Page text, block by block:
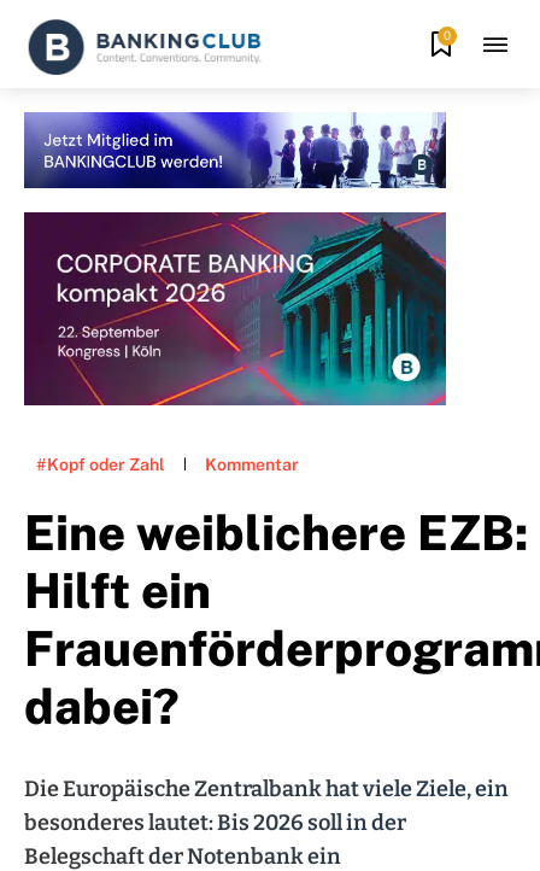
0
#Kopf oder Zahl Kommentar
Eine weiblichere EZB:
Hilft ein
dabei?
Die Europäische Zentralbank hat viele Ziele, ein
besonderes lautet: Bis 2026 soll in der
Belegschaft der Notenbank ein